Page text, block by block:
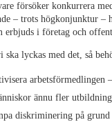
försöker konkurrera
– trots högkonjunktur –
erbjuds i företag och
ska lyckas med det, så
arbetsförmedlingen
ännu fler
diskriminering på